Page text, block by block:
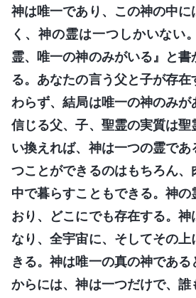
神は唯一であり、この神の中
く、神の霊は一つしかいない
霊、唯一の神のみがいる』と
る。あなたの言う父と子が存
わらず、結局は唯一の神のみ
信じる父、子、聖霊の実質は
い換えれば、神は一つの霊で
つことができるのはもちろん
中で暮らすこともできる。神
おり、どこにでも存在する。
なり、全宇宙に、そしてその
きる。神は唯一の真の神である
からには、神は一つだけで、誰